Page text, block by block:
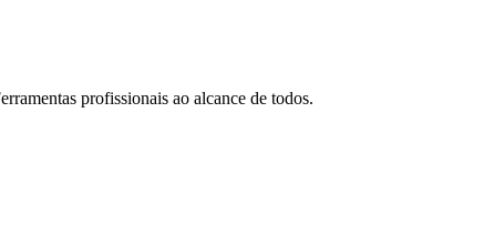
profissionais ao alcance de todos.